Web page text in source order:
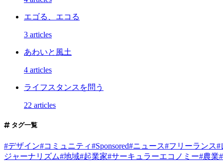
エゴる、エコる
3 articles
あわいと風土
4 articles
ライフスタンスを問う
22 articles
タグ一覧
#デザイン#コミュニティ#Sponsored#ニュース#フリーランス#
ジャーナリズム#地域#起業家#サーキュラーエコノミー#農業#